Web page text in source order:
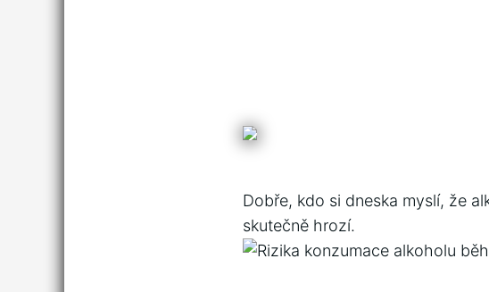
Dobře,⁣ kdo si dneska myslí, že
skutečně hrozí.